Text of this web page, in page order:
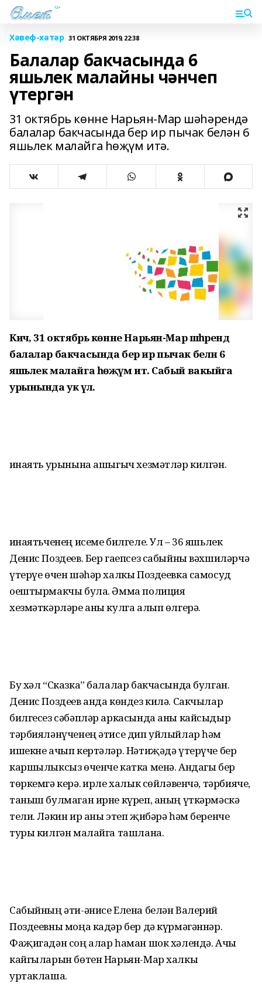
Хәвеф-хәтәр 31 ОКТЯБРЯ 2019, 22:38
Балалар бакчасында 6
яшьлек малайны чәнчеп
үтергән
31 октябрь көнне Нарьян-Мар шәһәрендә
балалар бакчасында бер ир пычак белән 6
яшьлек малайга һөҗүм итә.
Кичә, 31 октябрь көнне Нарьян-Мар шәһәрендә
балалар бакчасында бер ир пычак белән 6
яшьлек малайга һөҗүм итә. Сабый вакыйга
урынында ук үлә.
Җинаять урынына ашыгыч хезмәтләр килгән.
Җинаятьченең исеме билгеле. Ул – 36 яшьлек
Денис Поздеев. Бер гаепсез сабыйны вәхшиләрчә
үтерүе өчен шәһәр халкы Поздеевка самосуд
оештырмакчы була. Әмма полиция
хезмәткәрләре аны кулга алып өлгерә.
Бу хәл “Сказка” балалар бакчасында булган.
Денис Поздеев анда көндез килә. Сакчылар
билгесез сәбәпләр аркасында аны кайсыдыр
тәрбияләнүченең әтисе дип уйлыйлар һәм
ишекне ачып кертәләр. Нәтиҗәдә үтерүче бер
каршылыксыз өченче катка менә. Андагы бер
төркемгә керә. Җирле халык сөйләвенчә, тәрбияче,
таныш булмаган ирне күреп, аның үткәрмәскә
тели. Ләкин ир аны этеп җибәрә һәм беренче
туры килгән малайга ташлана.
Сабыйның әти-әнисе Елена белән Валерий
Поздеевны моңа кадәр бер дә күрмәгәннәр.
Фаҗигадән соң алар һаман шок хәлендә. Ачы
кайгыларын бөтен Нарьян-Мар халкы
уртаклаша.